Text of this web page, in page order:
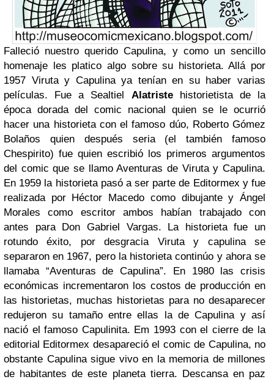
Falleció nuestro querido Capulina, y como un sencillo
homenaje les platico algo sobre su historieta. Allá por
1957 Viruta y Capulina ya tenían en su haber varias
películas. Fue a Sealtiel Alatristehistorietista de la
época dorada del comic nacional quien se le ocurrió
hacer una historieta con el famoso dúo, Roberto Gómez
Bolaños quien después seria (el también famoso
Chespirito) fue quien escribió los primeros argumentos
del comic que se llamo Aventuras de Viruta y Capulina.
En 1959 la historieta pasó a ser parte de Editormex y fue
realizada por Héctor Macedo como dibujante y Ángel
Morales como escritor ambos habían trabajado con
antes para Don Gabriel Vargas. La historieta fue un
rotundo éxito, por desgracia Viruta y capulina se
separaron en 1967, pero la historieta continúo y ahora se
llamaba “Aventuras de Capulina”. En 1980 las crisis
económicas incrementaron los costos de producción en
las historietas, muchas historietas para no desaparecer
redujeron su tamaño entre ellas la de Capulina y así
nació el famoso Capulinita. Em 1993 con el cierre de la
editorial Editormex desapareció el comic de Capulina, no
obstante Capulina sigue vivo en la memoria de millones
de habitantes de este planeta tierra. Descansa en paz